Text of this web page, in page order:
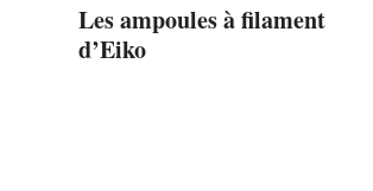
Les ampoules à filament
d’Eiko